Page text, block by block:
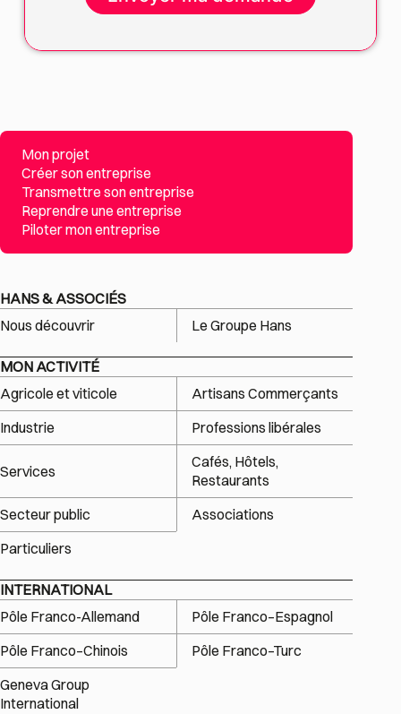
Mon projet
Créer son entreprise
Transmettre son entreprise
Reprendre une entreprise
Piloter mon entreprise
HANS & ASSOCIÉS
Nous découvrir
Le Groupe Hans
MON ACTIVITÉ
Agricole et viticole
Artisans Commerçants
Industrie
Professions libérales
Services
Cafés, Hôtels,
Restaurants
Secteur public
Associations
Particuliers
INTERNATIONAL
Pôle Franco-Allemand
Pôle Franco–Espagnol
Pôle Franco–Chinois
Pôle Franco–Turc
Geneva Group
International